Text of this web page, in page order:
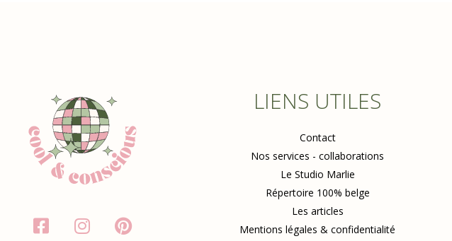
LIENS UTILES
Contact
Nos services - collaborations
Le Studio Marlie
Répertoire 100% belge
Les articles
Mentions légales & confidentialité